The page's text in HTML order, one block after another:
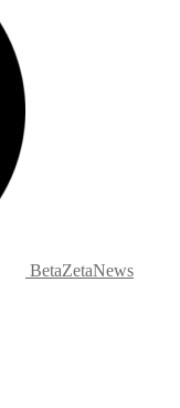
BetaZetaNews